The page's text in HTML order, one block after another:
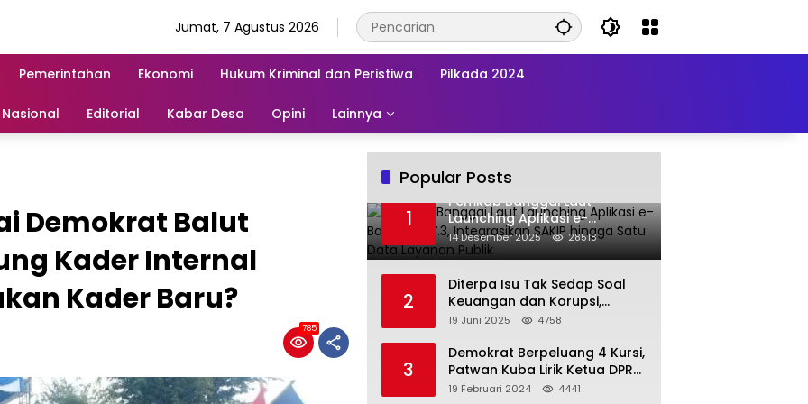
Jumat, 7 Agustus 2026
Pemerintahan Ekonomi Hukum Kriminal dan Peristiwa Pilkada 2024
Nasional Editorial Kabar Desa Opini Lainnya
Demokrat Balut
Kader Internal
Kader Baru?
785
Popular Posts
1
Pemkab Banggai Laut
Launching Aplikasi e-
Balimang V.3, Integrasikan
SAKIP hingga Satu Data
14 Desember 2025 28518
2
Diterpa Isu Tak Sedap Soal
Keuangan dan Korupsi,
Pemda Balut Sebut Isu Tak
19 Juni 2025 4758
3
Demokrat Berpeluang 4 Kursi,
Patwan Kuba Lirik Ketua DPRD
Banggai Laut
19 Februari 2024 4441